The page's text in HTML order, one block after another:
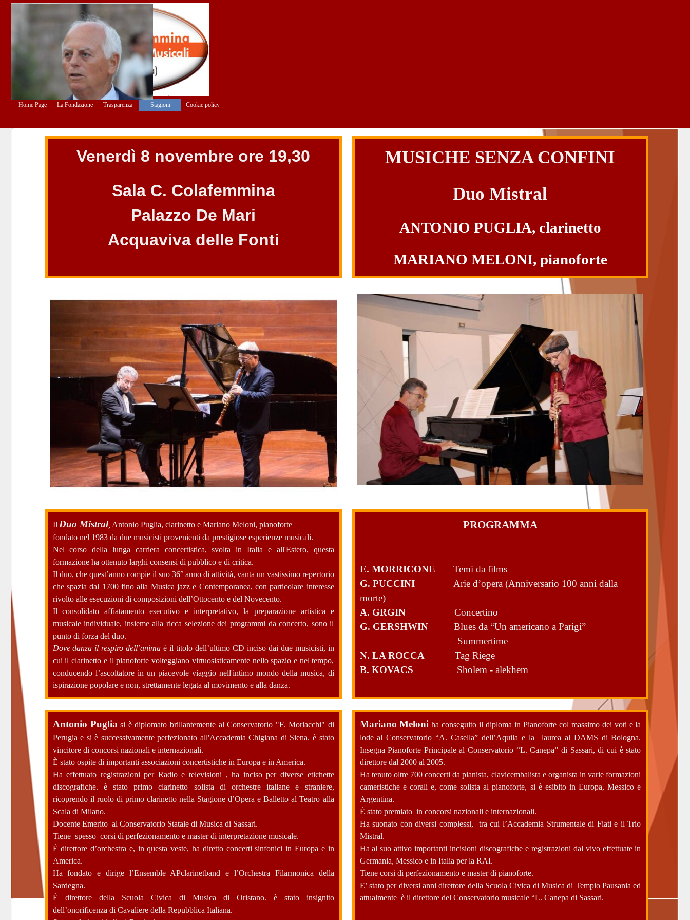
Vai ai contenuti
Salta menù
Home Page La Fondazione ▼
Trasparenza ▼
Stagioni ▼
Cookie policy
Venerdì 8 novembre ore 19,30
Sala C. Colafemmina
Palazzo De Mari
Acquaviva delle Fonti
MUSICHE SENZA CONFINI
Duo Mistral
ANTONIO PUGLIA, clarinetto
MARIANO MELONI, pianoforte
Il Duo Mistral, Antonio Puglia, clarinetto e Mariano Meloni, pianoforte
fondato nel 1983 da due musicisti provenienti da prestigiose esperienze musicali.
Nel corso della lunga carriera concertistica, svolta in Italia e all'Estero, questa
formazione ha ottenuto larghi consensi di pubblico e di critica.
Il duo, che quest’anno compie il suo 36° anno di attività, vanta un vastissimo repertorio
che spazia dal 1700 fino alla Musica jazz e Contemporanea, con particolare interesse
rivolto alle esecuzioni di composizioni dell’Ottocento e del Novecento.
Il consolidato affiatamento esecutivo e interpretativo, la preparazione artistica e
musicale individuale, insieme alla ricca selezione dei programmi da concerto, sono il
punto di forza del duo.
Dove danza il respiro dell’animaè il titolo dell’ultimo CD inciso dai due musicisti, in
cui il clarinetto e il pianoforte volteggiano virtuosisticamente nello spazio e nel tempo,
conducendo l’ascoltatore in un piacevole viaggio nell'intimo mondo della musica, di
ispirazione popolare e non, strettamente legata al movimento e alla danza.
PROGRAMMA
E. MORRICONE Temi da films
G. PUCCINI
Arie d’opera (Anniversario 100 anni dalla
morte)
A. GRGIN Concertino
G. GERSHWIN
Blues da “Un americano a Parigi”
Summertime
N. LA ROCCA
Tag Riege
B. KOVACS
Sholem - alekhem
Antonio Puglia si è diplomato brillantemente al Conservatorio "F. Morlacchi" di
Perugia e si è successivamente perfezionato all'Accademia Chigiana di Siena. è stato
vincitore di concorsi nazionali e internazionali.
È stato ospite di importanti associazioni concertistiche in Europa e in America.
Ha effettuato registrazioni per Radio e televisioni , ha inciso per diverse etichette
discografiche. è stato primo clarinetto solista di orchestre italiane e straniere,
ricoprendo il ruolo di primo clarinetto nella Stagione d’Opera e Balletto al Teatro alla
Scala di Milano.
Docente Emerito al Conservatorio Statale di Musica di Sassari.
Tiene spesso corsi di perfezionamento e master di interpretazione musicale.
È direttore d’orchestra e, in questa veste, ha diretto concerti sinfonici in Europa e in
America.
Ha fondato e dirige l’Ensemble APclarinetband e l’Orchestra Filarmonica della
Sardegna.
È direttore della Scuola Civica di Musica di Oristano. è stato insignito
dell’onorificenza di Cavaliere della Repubblica Italiana.
Mariano Meloni ha conseguito il diploma in Pianoforte col massimo dei voti e la
lode al Conservatorio “A. Casella” dell’Aquila e la laurea al DAMS di Bologna.
Insegna Pianoforte Principale al Conservatorio “L. Canepa” di Sassari, di cui è stato
direttore dal 2000 al 2005.
Ha tenuto oltre 700 concerti da pianista, clavicembalista e organista in varie formazioni
cameristiche e corali e, come solista al pianoforte, si è esibito in Europa, Messico e
Argentina.
È stato premiato in concorsi nazionali e internazionali.
Ha suonato con diversi complessi, tra cui l’Accademia Strumentale di Fiati e il Trio
Mistral.
Ha al suo attivo importanti incisioni discografiche e registrazioni dal vivo effettuate in
Germania, Messico e in Italia per la RAI.
Tiene corsi di perfezionamento e master di pianoforte.
E’ stato per diversi anni direttore della Scuola Civica di Musica di Tempio Pausania ed
attualmente è il direttore del Conservatorio musicale “L. Canepa di Sassari.